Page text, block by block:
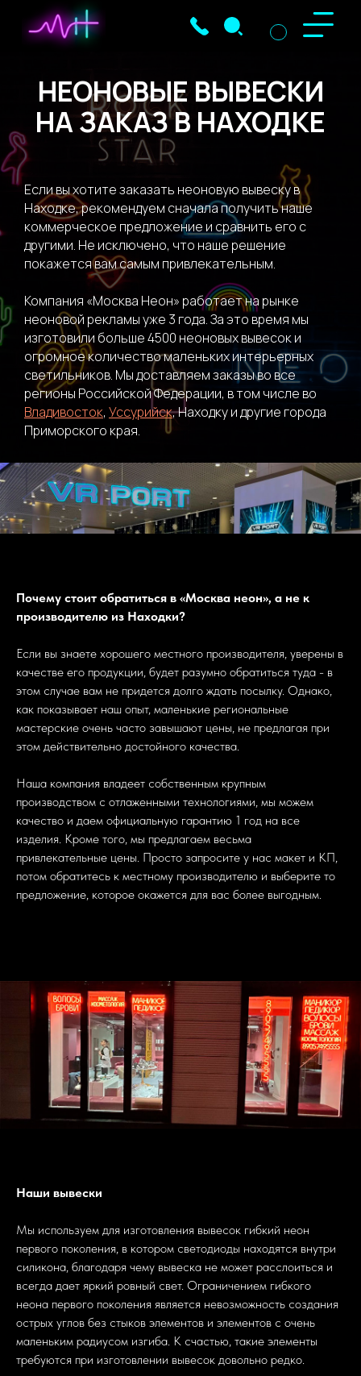
НЕОНОВЫЕ ВЫВЕСКИ
НА ЗАКАЗ В НАХОДКЕ
Если вы хотите заказать неоновую вывеску в
Находке, рекомендуем сначала получить наше
коммерческое предложение и сравнить его с
другими. Не исключено, что наше решение
покажется вам самым привлекательным.
Компания «Москва Неон» работает на рынке
неоновой рекламы уже 3 года. За это время мы
изготовили больше 4500 неоновых вывесок и
огромное количество маленьких интерьерных
светильников. Мы доставляем заказы во все
регионы Российской Федерации, в том числе во
Владивосток, Уссурийск, Находку и другие города
Приморского края.
Почему стоит обратиться в «Москва неон», а не к
производителю из Находки?
Если вы знаете хорошего местного производителя, уверены в
качестве его продукции, будет разумно обратиться туда - в
этом случае вам не придется долго ждать посылку. Однако,
как показывает наш опыт, маленькие региональные
мастерские очень часто завышают цены, не предлагая при
этом действительно достойного качества.
Наша компания владеет собственным крупным
производством с отлаженными технологиями, мы можем
качество и даем официальную гарантию 1 год на все
изделия. Кроме того, мы предлагаем весьма
привлекательные цены. Просто запросите у нас макет и КП,
потом обратитесь к местному производителю и выберите то
предложение, которое окажется для вас более выгодным.
Наши вывески
Мы используем для изготовления вывесок гибкий неон
первого поколения, в котором светодиоды находятся внутри
силикона, благодаря чему вывеска не может расслоиться и
всегда дает яркий ровный свет. Ограничением гибкого
неона первого поколения является невозможность создания
острых углов без стыков элементов и элементов с очень
маленьким радиусом изгиба. К счастью, такие элементы
требуются при изготовлении вывесок довольно редко.